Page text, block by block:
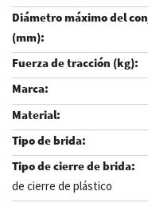
de cierre de plástico